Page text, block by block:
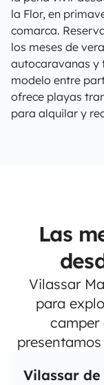
la Flor, en
comarca.
los meses de
autocaravanas y
modelo entre
ofrece playas
para alquilar y
Las
Vilassar
para
camper
Vilassar